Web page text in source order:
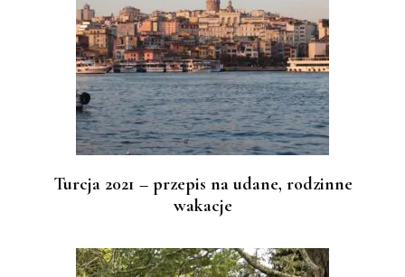
Turcja 2021 – przepis na udane, rodzinne
wakacje